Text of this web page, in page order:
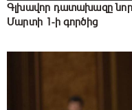
Գլխավոր դատախազը նոր
Մարտի 1-ի գործից